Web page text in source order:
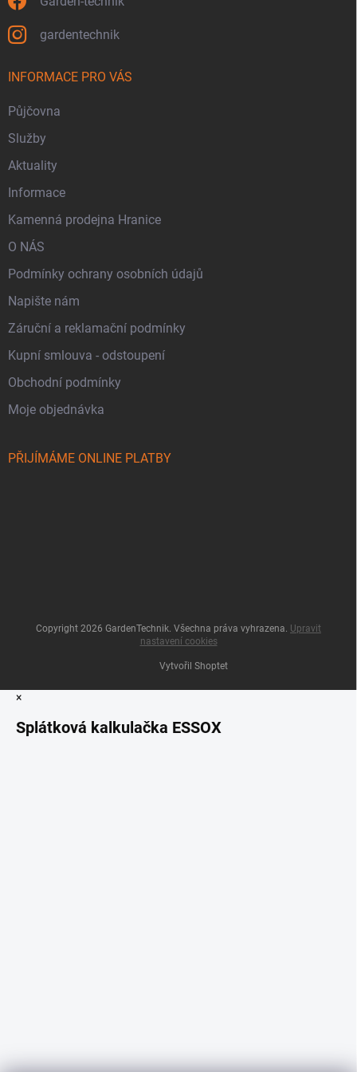
gardentechnik
INFORMACE PRO VÁS
Půjčovna
Služby
Aktuality
Informace
Kamenná prodejna Hranice
O NÁS
Podmínky ochrany osobních údajů
Napište nám
Záruční a reklamační podmínky
Kupní smlouva - odstoupení
Obchodní podmínky
Moje objednávka
PŘIJÍMÁME ONLINE PLATBY
Vytvořil Shoptet
Copyright 2026 GardenTechnik. Všechna práva vyhrazena. Upravit
nastavení cookies
×
Splátková kalkulačka ESSOX